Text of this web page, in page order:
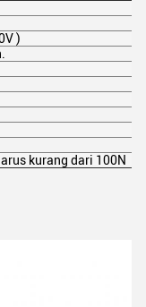
)
kurang dari 100N